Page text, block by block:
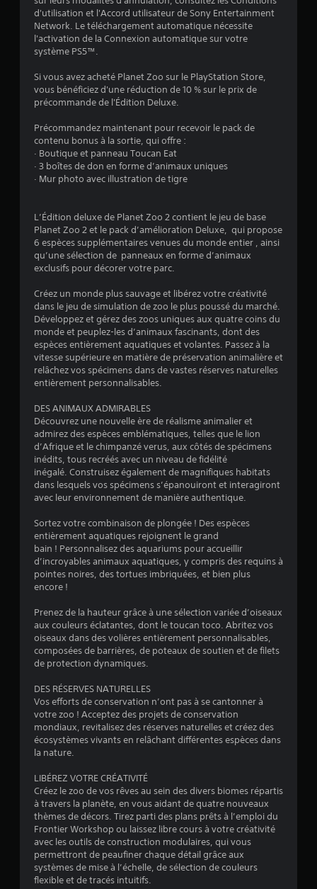
d'utilisation et l'Accord utilisateur de Sony Entertainment
Network. Le téléchargement automatique nécessite
l'activation de la Connexion automatique sur votre
système PS5™.
Si vous avez acheté Planet Zoo sur le PlayStation Store,
vous bénéficiez d'une réduction de 10 % sur le prix de
précommande de l'Édition Deluxe.
Précommandez maintenant pour recevoir le pack de
contenu bonus à la sortie, qui offre :
· Boutique et panneau Toucan Eat
· 3 boîtes de don en forme d’animaux uniques
· Mur photo avec illustration de tigre
L’Édition deluxe de Planet Zoo 2 contient le jeu de base
Planet Zoo 2 et le pack d’amélioration Deluxe, qui propose
6 espèces supplémentaires venues du monde entier , ainsi
qu’une sélection de panneaux en forme d’animaux
exclusifs pour décorer votre parc.
Créez un monde plus sauvage et libérez votre créativité
dans le jeu de simulation de zoo le plus poussé du marché.
Développez et gérez des zoos uniques aux quatre coins du
monde et peuplez-les d’animaux fascinants, dont des
espèces entièrement aquatiques et volantes. Passez à la
vitesse supérieure en matière de préservation animalière et
relâchez vos spécimens dans de vastes réserves naturelles
entièrement personnalisables.
DES ANIMAUX ADMIRABLES
Découvrez une nouvelle ère de réalisme animalier et
admirez des espèces emblématiques, telles que le lion
d’Afrique et le chimpanzé verus, aux côtés de spécimens
inédits, tous recréés avec un niveau de fidélité
inégalé. Construisez également de magnifiques habitats
dans lesquels vos spécimens s’épanouiront et interagiront
avec leur environnement de manière authentique.
Sortez votre combinaison de plongée ! Des espèces
entièrement aquatiques rejoignent le grand
bain ! Personnalisez des aquariums pour accueillir
d’incroyables animaux aquatiques, y compris des requins à
pointes noires, des tortues imbriquées, et bien plus
encore !
Prenez de la hauteur grâce à une sélection variée d’oiseaux
aux couleurs éclatantes, dont le toucan toco. Abritez vos
oiseaux dans des volières entièrement personnalisables,
composées de barrières, de poteaux de soutien et de filets
de protection dynamiques.
DES RÉSERVES NATURELLES
Vos efforts de conservation n’ont pas à se cantonner à
votre zoo ! Acceptez des projets de conservation
mondiaux, revitalisez des réserves naturelles et créez des
écosystèmes vivants en relâchant différentes espèces dans
la nature.
LIBÉREZ VOTRE CRÉATIVITÉ
Créez le zoo de vos rêves au sein des divers biomes répartis
à travers la planète, en vous aidant de quatre nouveaux
thèmes de décors. Tirez parti des plans prêts à l’emploi du
Frontier Workshop ou laissez libre cours à votre créativité
avec les outils de construction modulaires, qui vous
permettront de peaufiner chaque détail grâce aux
systèmes de mise à l’échelle, de sélection de couleurs
flexible et de tracés intuitifs.